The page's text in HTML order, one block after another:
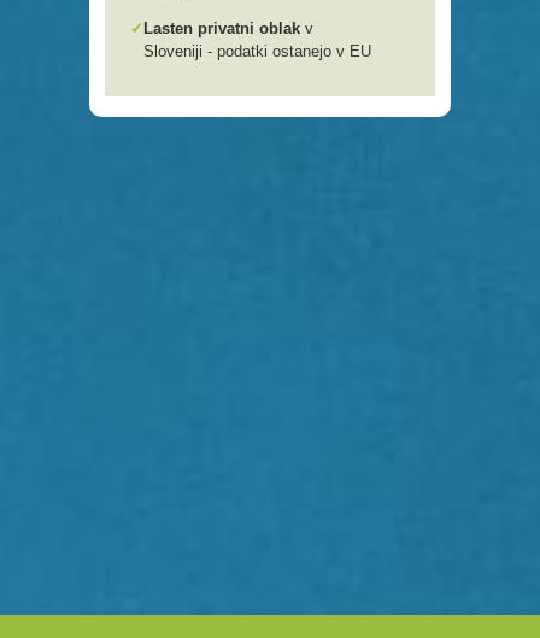
✓ Lasten privatni oblak v
Sloveniji - podatki ostanejo v EU